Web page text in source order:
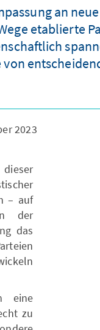
an
etablierte
2023
– auf
der
das
eine
zu